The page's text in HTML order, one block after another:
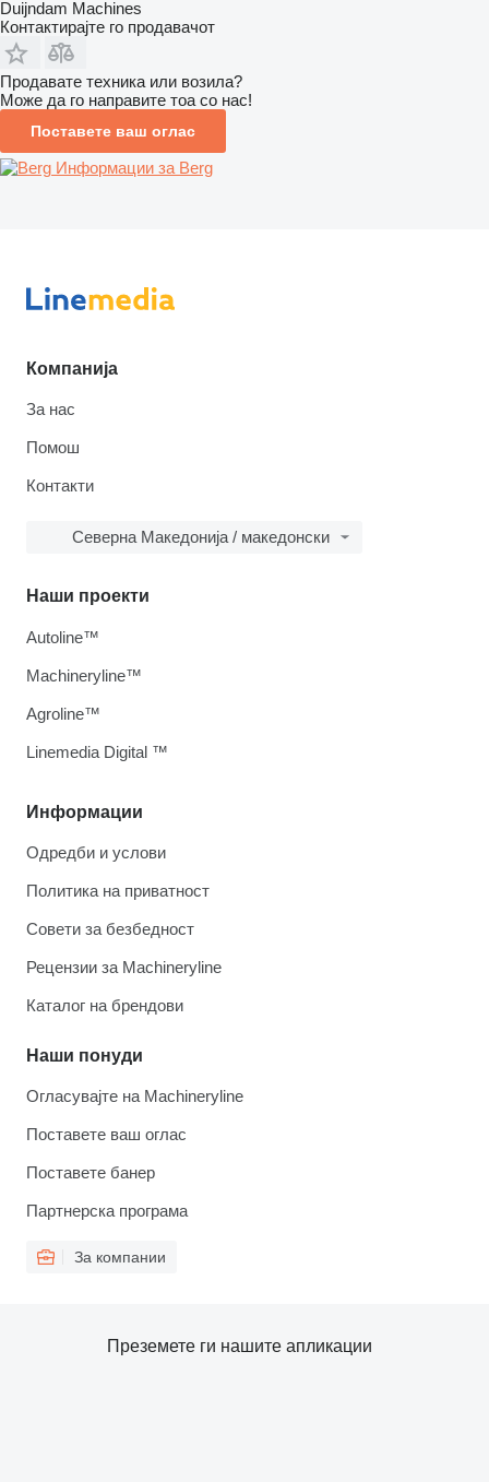
Duijndam Machines
Контактирајте го продавачот
Продавате техника или возила?
Може да го направите тоа со нас!
Поставете ваш оглас
Информации за Berg
Компанија
За нас
Помош
Контакти
Северна Македонија / македонски
Информации
Одредби и услови
Политика на приватност
Совети за безбедност
Рецензии за Machineryline
Каталог на брендови
Наши понуди
Огласувајте на Machineryline
Поставете ваш оглас
Поставете банер
Партнерска програма
За компании
Наши проекти
Autoline™
Machineryline™
Agroline™
Linemedia Digital ™
Преземете ги нашите апликации